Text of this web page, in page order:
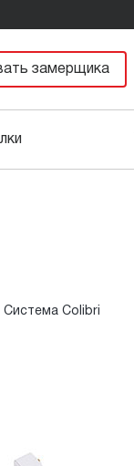
замерщика
Система Colibri